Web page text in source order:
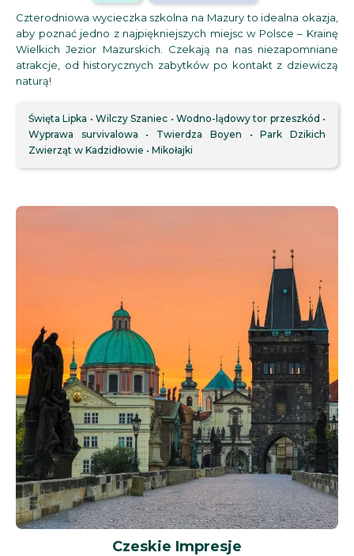
Czterodniowa wycieczka szkolna na Mazury to idealna okazja,
aby poznać jedno z najpiękniejszych miejsc w Polsce – Krainę
Wielkich Jezior Mazurskich. Czekają na nas niezapomniane
atrakcje, od historycznych zabytków po kontakt z dziewiczą
naturą!
Święta Lipka Wilczy Szaniec
Wodno-lądowy tor przeszkód
Wyprawa survivalowa
Twierdza Boyen
Park Dzikich
Zwierząt w Kadzidłowie
Mikołajki
Czeskie Impresje